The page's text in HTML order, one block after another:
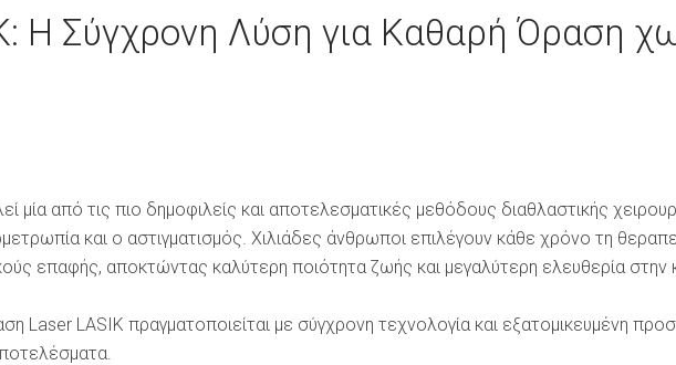
Η Σύγχρονη Λύση για Καθαρή Όραση
μία από τις πιο δημοφιλείς και αποτελεσματικές μεθόδους διαθλαστικής
και ο αστιγματισμός. Χιλιάδες άνθρωποι επιλέγουν κάθε χρόνο τη
επαφής, αποκτώντας καλύτερη ποιότητα ζωής και μεγαλύτερη ελευθερία στην
Laser LASIK πραγματοποιείται με σύγχρονη τεχνολογία και εξατομικευμένη